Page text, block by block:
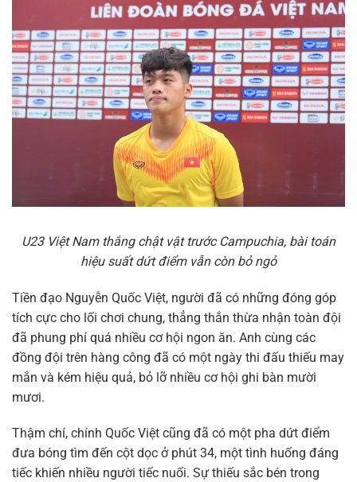
U23 Việt Nam thắng chật vật trước Campuchia, bài toán
hiệu suất dứt điểm vẫn còn bỏ ngỏ
Tiền đạo Nguyễn Quốc Việt, người đã có những đóng góp
tích cực cho lối chơi chung, thẳng thắn thừa nhận toàn đội
đã phung phí quá nhiều cơ hội ngon ăn. Anh cùng các
đồng đội trên hàng công đã có một ngày thi đấu thiếu may
mắn và kém hiệu quả, bỏ lỡ nhiều cơ hội ghi bàn mười
mươi.
Thậm chí, chính Quốc Việt cũng đã có một pha dứt điểm
đưa bóng tìm đến cột dọc ở phút 34, một tình huống đáng
tiếc khiến nhiều người tiếc nuối. Sự thiếu sắc bén trong